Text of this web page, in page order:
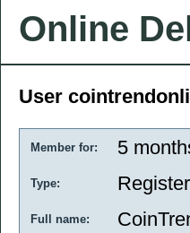
Online
User
Member for: 5
Type:
Full name: